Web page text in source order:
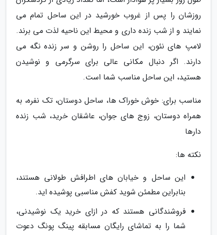
روزشان را پس از غروب خورشید در این ساحل تمام می
نمایند و از شب زنده داری و محیط این ناحیه لذت می برند.
لامپ های نئون، این ساحل را روشن و سر زنده نگه می
دارند. اگر دنبال مکانی عالی برای سرگرمی و نوشیدن
هستید، این ساحل مناسب شما است.
مناسب برای: خوش خوراک ها، ساحل دوستان، تک نفره، به
همراه دوستان، زوج های جوان، عاشقان خرید، شب زنده
دارها
نکته ها:
این ساحل و خیابان های اطرافش طولانی هستند،
بنابراین مطمئن شوید کفش مناسبی پوشیده اید.
فروشندگانی هستند که در ازای خرید یک نوشیدنی،
شما را به تماشای رایگان مسابقه پینگ پونگ دعوت